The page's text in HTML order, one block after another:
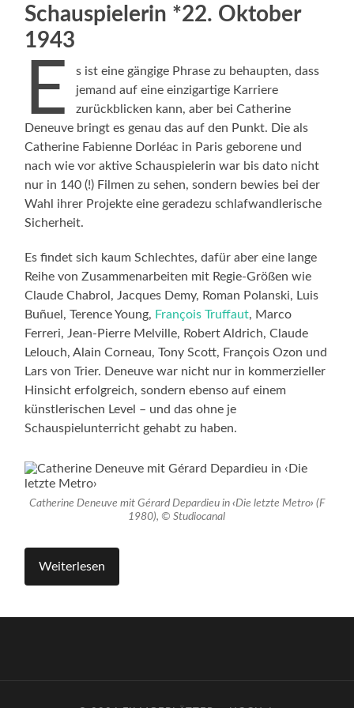
Schauspielerin *22. Oktober
1943
E
s ist eine gängige Phrase zu behaupten, dass
jemand auf eine einzigartige Karriere
zurückblicken kann, aber bei Catherine
Deneuve bringt es genau das auf den Punkt. Die als
Catherine Fabienne Dorléac in Paris geborene und
nach wie vor aktive Schauspielerin war bis dato nicht
nur in 140 (!) Filmen zu sehen, sondern bewies bei der
Wahl ihrer Projekte eine geradezu schlafwandlerische
Sicherheit.
Es findet sich kaum Schlechtes, dafür aber eine lange
Reihe von Zusammenarbeiten mit Regie-Größen wie
Claude Chabrol, Jacques Demy, Roman Polanski, Luis
Buñuel, Terence Young, François Truffaut, Marco
Ferreri, Jean-Pierre Melville, Robert Aldrich, Claude
Lelouch, Alain Corneau, Tony Scott, François Ozon und
Lars von Trier. Deneuve war nicht nur in kommerzieller
Hinsicht erfolgreich, sondern ebenso auf einem
künstlerischen Level – und das ohne je
Schauspielunterricht gehabt zu haben.
Catherine Deneuve mit Gérard Depardieu in ‹Die letzte Metro› (F
1980), © Studiocanal
Weiterlesen